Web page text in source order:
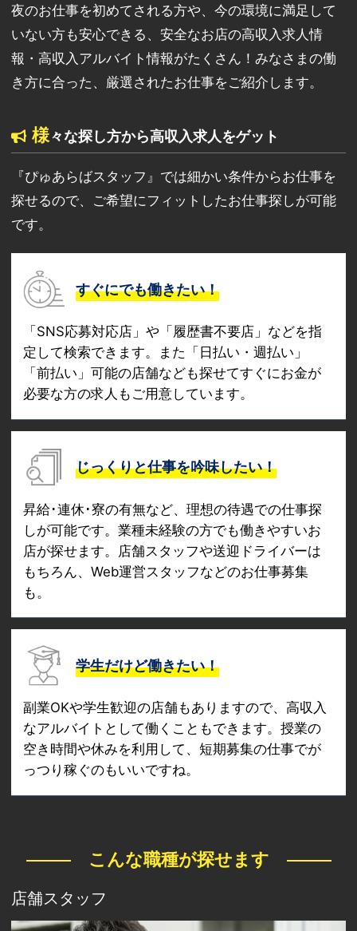
夜のお仕事を初めてされる方や、今の環境に満足して
いない方も安心できる、安全なお店の高収入求人情
報・高収入アルバイト情報がたくさん！みなさまの働
き方に合った、厳選されたお仕事をご紹介します。
様々な探し方から高収入求人をゲット
『ぴゅあらばスタッフ』では細かい条件からお仕事を
探せるので、ご希望にフィットしたお仕事探しが可能
です。
すぐにでも働きたい！
「SNS応募対応店」や「履歴書不要店」などを指
定して検索できます。また「日払い・週払い」
「前払い」可能の店舗なども探せてすぐにお金が
必要な方の求人もご用意しています。
じっくりと仕事を吟味したい！
昇給･連休･寮の有無など、理想の待遇での仕事探
しが可能です。業種未経験の方でも働きやすいお
店が探せます。店舗スタッフや送迎ドライバーは
もちろん、Web運営スタッフなどのお仕事募集
も。
学生だけど働きたい！
副業OKや学生歓迎の店舗もありますので、高収入
なアルバイトとして働くこともできます。授業の
空き時間や休みを利用して、短期募集の仕事でが
っつり稼ぐのもいいですね。
こんな職種が探せます
店舗スタッフ